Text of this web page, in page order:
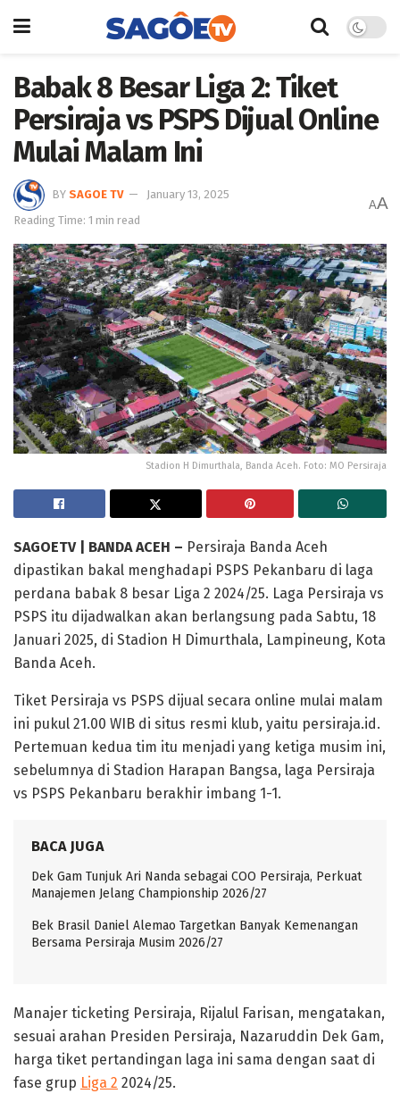
Babak 8 Besar Liga 2: Tiket
Persiraja vs PSPS Dijual Online
Mulai Malam Ini
BY SAGOE TV
January 13, 2025
Reading Time: 1 min read
AA
Stadion H Dimurthala, Banda Aceh. Foto: MO Persiraja
SAGOETV | BANDA ACEH – Persiraja Banda Aceh
dipastikan bakal menghadapi PSPS Pekanbaru di laga
perdana babak 8 besar Liga 2 2024/25. Laga Persiraja vs
PSPS itu dijadwalkan akan berlangsung pada Sabtu, 18
Januari 2025, di Stadion H Dimurthala, Lampineung, Kota
Banda Aceh.
Tiket Persiraja vs PSPS dijual secara online mulai malam
ini pukul 21.00 WIB di situs resmi klub, yaitu persiraja.id.
Pertemuan kedua tim itu menjadi yang ketiga musim ini,
sebelumnya di Stadion Harapan Bangsa, laga Persiraja
vs PSPS Pekanbaru berakhir imbang 1-1.
BACA JUGA
Dek Gam Tunjuk Ari Nanda sebagai COO Persiraja, Perkuat
Manajemen Jelang Championship 2026/27
Bek Brasil Daniel Alemao Targetkan Banyak Kemenangan
Bersama Persiraja Musim 2026/27
Manajer ticketing Persiraja, Rijalul Farisan, mengatakan,
sesuai arahan Presiden Persiraja, Nazaruddin Dek Gam,
harga tiket pertandingan laga ini sama dengan saat di
fase grup Liga 2 2024/25.